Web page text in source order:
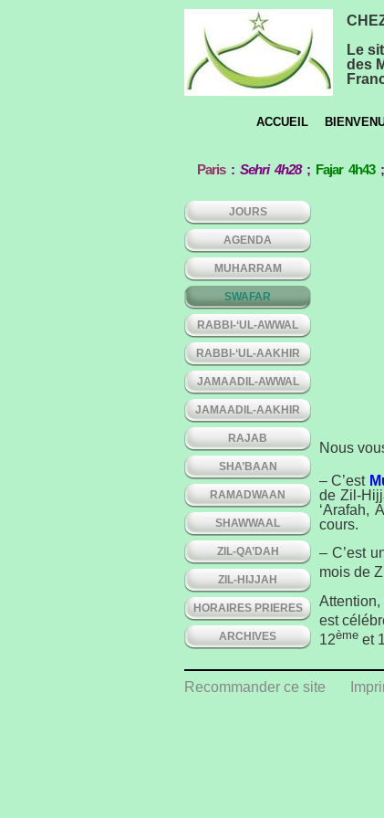
Le
des
ACCUEIL
Paris: Sehri 4h28; Fajar 4h43;
JOURS
AGENDA
MUHARRAM
SWAFAR
RABBI-‘UL-AWWAL
RABBI-‘UL-AAKHIR
JAMAADIL-AWWAL
JAMAADIL-AAKHIR
RAJAB
SHA’BAAN
RAMADWAAN
SHAWWAAL
ZIL-QA’DAH
ZIL-HIJJAH
HORAIRES PRIERES
ARCHIVES
Nous
– C’est
de Zil-
‘Arafah,
cours.
– C’est
mois de
Attention,
est
12ème et
Recommander ce site